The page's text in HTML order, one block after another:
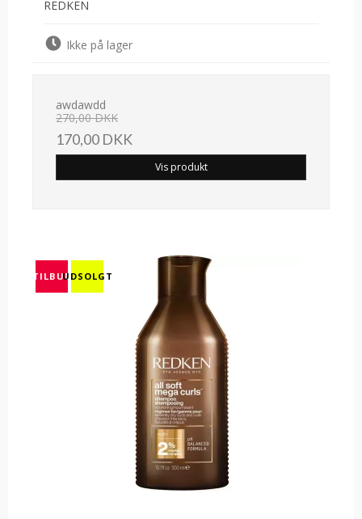
REDKEN
Ikke på lager
awdawdd
270,00 DKK
170,00 DKK
Vis produkt
TILBUDUDSOLGT